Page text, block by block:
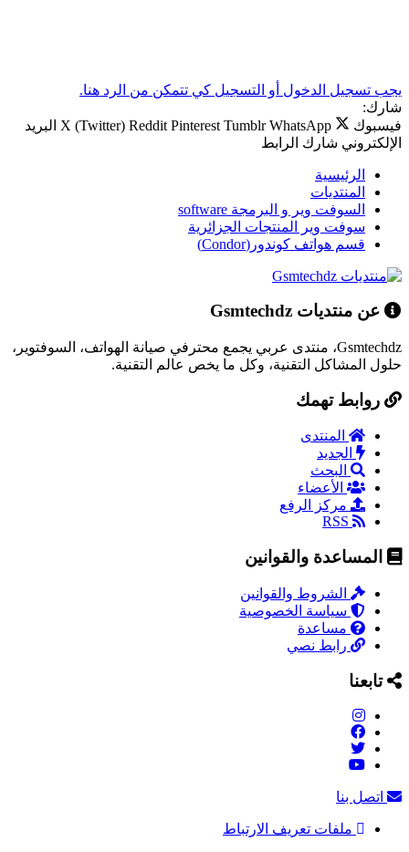
يجب تسجيل الدخول أو التسجيل كي تتمكن من الرد هنا.
شارك:
فيسبوك
X (Twitter) Reddit Pinterest Tumblr WhatsApp
البريد
الإلكتروني شارك الرابط
الرئيسية
المنتديات
السوفت وير و البرمجة software
سوفت وير المنتجات الجزائرية
قسم هواتف كوندور(Condor)
عن منتديات Gsmtechdz
Gsmtechdz، منتدى عربي يجمع محترفي صيانة الهواتف، السوفتوير،
حلول المشاكل التقنية، وكل ما يخص عالم التقنية.
روابط تهمك
المنتدى
الجديد
البحث
الأعضاء
مركز الرفع
المساعدة والقوانين
الشروط والقوانين
سياسة الخصوصية
مساعدة
رابط نصي
تابعنا
اتصل بنا
ملفات تعريف الارتباط